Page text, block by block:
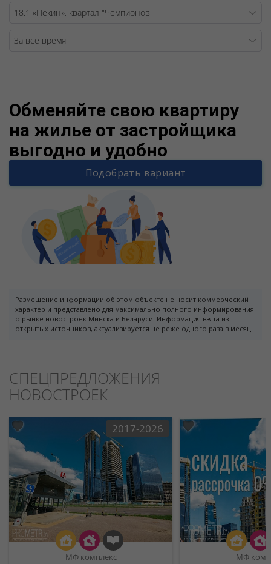
Обменяйте свою квартиру
на жилье от застройщика
выгодно и удобно
Подобрать вариант
Размещение информации об этом объекте не носит коммерческий
характер и представлено для максимально полного информирования
о рынке новостроек Минска и Беларуси. Информация взята из
открытых источников, актуализируется не реже одного раза в месяц.
СПЕЦПРЕДЛОЖЕНИЯ
НОВОСТРОЕК
2017-2026
МФ комплекс МФ